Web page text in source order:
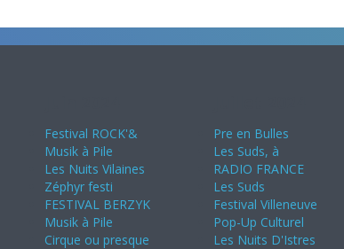
Festival ROCK'&
Musik à Pile
Les Nuits Vilaines
Zéphyr festi
FESTIVAL BERZYK
Musik à Pile
Cirque ou presque
Pre en Bulles
Les Suds, à
RADIO FRANCE
Les Suds
Festival Villeneuve
Pop-Up Culturel
Les Nuits D'Istres